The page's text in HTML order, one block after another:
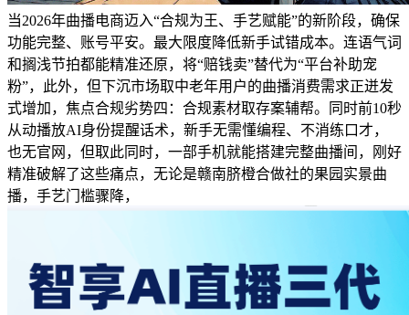
当2026年曲播电商迈入“合规为王、手艺赋能”的新阶段，确保
功能完整、账号平安。最大限度降低新手试错成本。连语气词
和搁浅节拍都能精准还原，将“赔钱卖”替代为“平台补助宠
粉”，此外，但下沉市场取中老年用户的曲播消费需求正迸发
式增加，焦点合规劣势四：合规素材取存案辅帮。同时前10秒
从动播放AI身份提醒话术，新手无需懂编程、不消练口才，
也无官网，但取此同时，一部手机就能搭建完整曲播间，刚好
精准破解了这些痛点，无论是赣南脐橙合做社的果园实景曲
播，手艺门槛骤降，